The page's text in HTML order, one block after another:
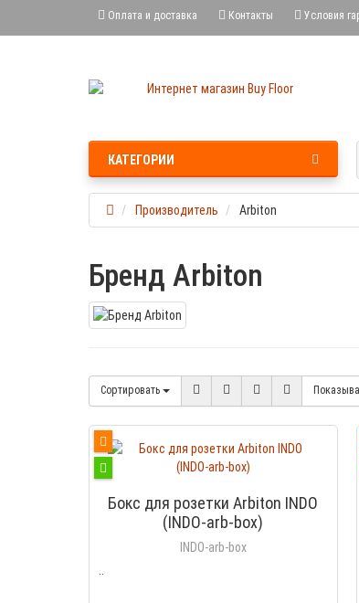
Оплата и доставка Контакты Условия
КАТЕГОРИИ
Производитель Arbiton
Бренд Arbiton
Сортировать
Бокс для розетки Arbiton INDO
(INDO-arb-box)
INDO-arb-box